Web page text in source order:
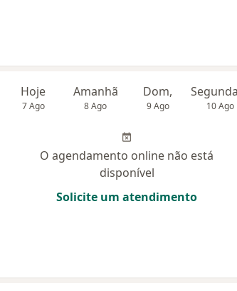
Hoje
7 Ago
Amanhã
8 Ago
Dom,
9 Ago 10 Ago
O agendamento online não está
disponível
Solicite um atendimento